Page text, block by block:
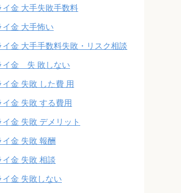
イ金 大手失敗手数料
イ金 大手怖い
イ金 大手手数料失敗・リスク相談
イ金 失 敗しない
イ金 失敗 した費 用
イ金 失敗 する費用
イ金 失敗 デメリット
イ金 失敗 報酬
イ金 失敗 相談
イ金 失敗しない